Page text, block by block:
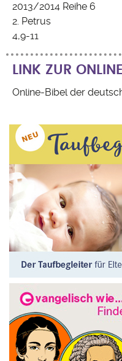
2013/2014 Reihe 6
2. Petrus
4,9-11
LINK ZUR
Online-Bibel der